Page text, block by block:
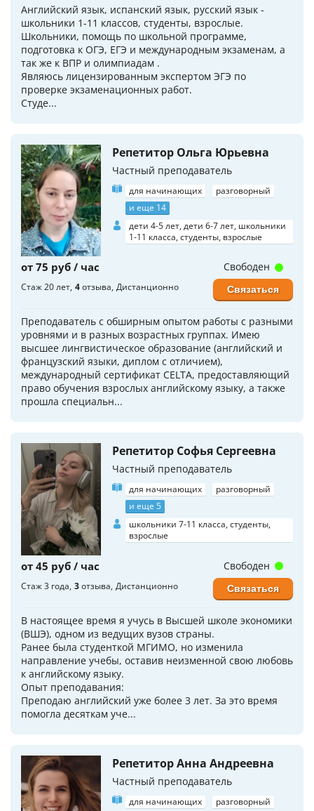
Английский язык, испанский язык, русский язык -
школьники 1-11 классов, студенты, взрослые.
Школьники, помощь по школьной программе,
подготовка к ОГЭ, ЕГЭ и международным экзаменам, а
так же к ВПР и олимпиадам .
Являюсь лицензированным экспертом ЭГЭ по
проверке экзаменационных работ.
Студе...
Репетитор Ольга Юрьевна
Частный преподаватель
для начинающих
разговорный
и еще 14
дети 4-5 лет, дети 6-7 лет, школьники
1-11 класса, студенты, взрослые
от 75 руб / час
Стаж 20 лет 4отзыва Дистанционно
Преподаватель с обширным опытом работы с разными
уровнями и в разных возрастных группах. Имею
высшее лингвистическое образование (английский и
французский языки, диплом с отличием),
международный сертификат CELTA, предоставляющий
право обучения взрослых английскому языку, а также
прошла специальн...
Свободен
Связаться
Репетитор Софья Сергеевна
Частный преподаватель
для начинающих
разговорный
и еще 5
школьники 7-11 класса, студенты,
взрослые
от 45 руб / час
Стаж 3 года 3отзыва Дистанционно
В настоящее время я учусь в Высшей школе экономики
(ВШЭ), одном из ведущих вузов страны.
Ранее была студенткой МГИМО, но изменила
направление учебы, оставив неизменной свою любовь
к английскому языку.
Опыт преподавания:
Преподаю английский уже более 3 лет. За это время
помогла десяткам уче...
Свободен
Связаться
Репетитор Анна Андреевна
Частный преподаватель
для начинающих
разговорный